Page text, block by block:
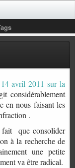
avril 2011 sur la
considérablement
en nous faisant les
.
fait que consolider
à la recherche de
une petite
va être radical.